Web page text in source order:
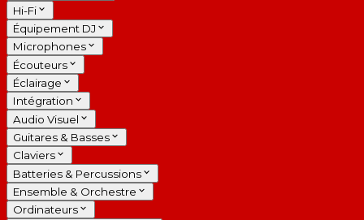
Hi-Fi
Équipement DJ
Microphones
Écouteurs
Éclairage
Intégration
Audio Visuel
Guitares & Basses
Claviers
Batteries & Percussions
Ensemble & Orchestre
Ordinateurs